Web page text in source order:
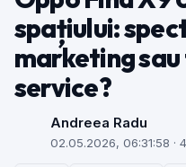
spațiului:
marketing
service?
Andreea Radu
02.05.2026, 06:31:58 ·